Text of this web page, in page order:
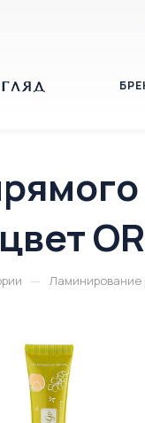
— Ламинирование